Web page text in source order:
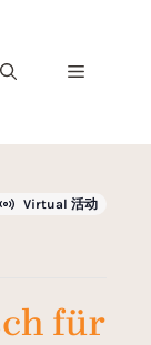
Virtual 活动
für